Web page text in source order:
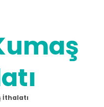
İthalatı